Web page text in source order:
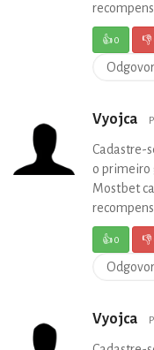
👍0 👎
Vyojca
Cadastre-
o
Mostbet
👍0 👎
Vyojca